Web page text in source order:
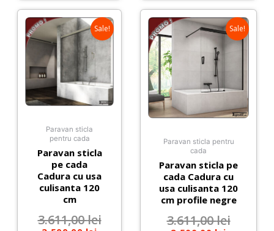
Sale!
Paravan sticla
pentru cada
Paravan sticla
pe cada
Cadura cu usa
culisanta 120
cm
3.611,00lei
Sale!
Paravan sticla pentru
cada
Paravan sticla pe
cada Cadura cu
usa culisanta 120
cm profile negre
3.611,00lei